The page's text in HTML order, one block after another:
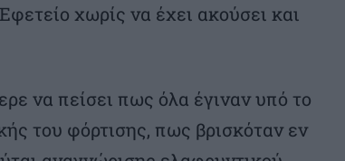
χωρίς να έχει ακούσει και
να πείσει πως όλα έγιναν υπό το
του φόρτισης, πως βρισκόταν εν